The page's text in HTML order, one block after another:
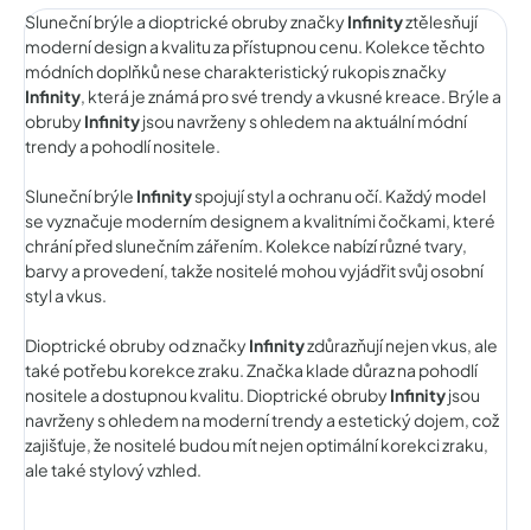
Sluneční brýle a dioptrické obruby značkyInfinityztělesňují
moderní design a kvalitu za přístupnou cenu. Kolekce těchto
módních doplňků nese charakteristický rukopis značky
Infinity, která je známá pro své trendy a vkusné kreace. Brýle a
obrubyInfinityjsou navrženy s ohledem na aktuální módní
trendy a pohodlí nositele.
Sluneční brýle Infinityspojují styl a ochranu očí. Každý model
se vyznačuje moderním designem a kvalitními čočkami, které
chrání před slunečním zářením. Kolekce nabízí různé tvary,
barvy a provedení, takže nositelé mohou vyjádřit svůj osobní
styl a vkus.
Dioptrické obruby od značkyInfinityzdůrazňují nejen vkus, ale
také potřebu korekce zraku. Značka klade důraz na pohodlí
nositele a dostupnou kvalitu. Dioptrické obrubyInfinityjsou
navrženy s ohledem na moderní trendy a estetický dojem, což
zajišťuje, že nositelé budou mít nejen optimální korekci zraku,
ale také stylový vzhled.